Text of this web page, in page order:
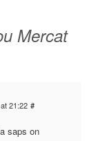
Mercat
21:22 #
saps on